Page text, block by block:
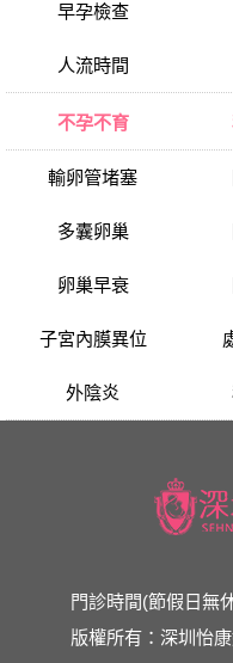
早孕檢查
人流時間
不孕不育
輸卵管堵塞
多囊卵巢
卵巢早衰
子宮內膜異位
外陰炎
門診時間(節假日無
版權所有：深圳怡